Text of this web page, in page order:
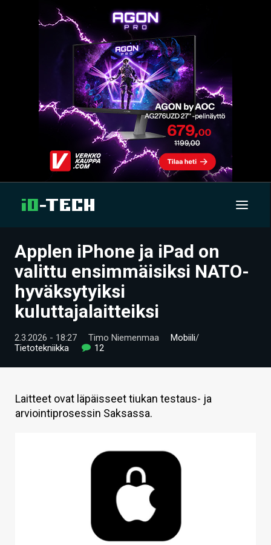
UUTISET
ARTIKKELIT
VIDEOT
TECHBBS
KAUPPA
Applen iPhone ja iPad on
valittu ensimmäisiksi NATO-
hyväksytyiksi
kuluttajalaitteiksi
2.3.2026 - 18:27 Timo Niemenmaa Mobiili/
Tietotekniikka
12
Laitteet ovat läpäisseet tiukan testaus- ja
arviointiprosessin Saksassa.